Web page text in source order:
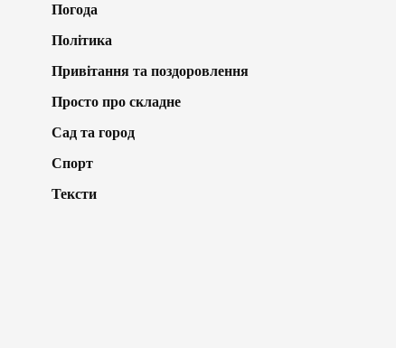
Погода
Політика
Привітання та поздоровлення
Просто про складне
Сад та город
Спорт
Тексти